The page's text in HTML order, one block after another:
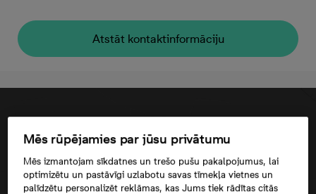
Atstāt kontaktinformāciju
Mēs rūpējamies par jūsu privātumu
Mēs izmantojam sīkdatnes un trešo pušu pakalpojumus, lai
optimizētu un pastāvīgi uzlabotu savas tīmekļa vietnes un
palīdzētu personalizēt reklāmas, kas Jums tiek rādītas citās